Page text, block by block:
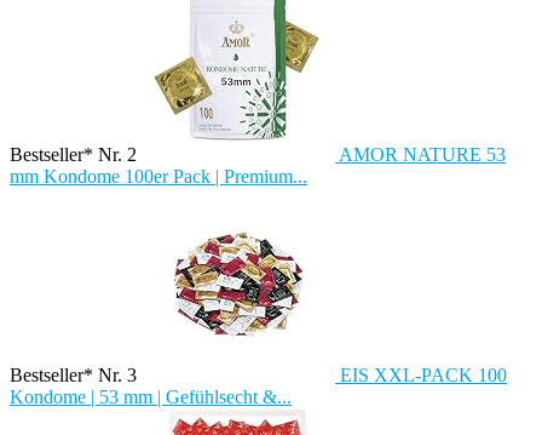
Bestseller* Nr. 2
AMOR NATURE 53
mm Kondome 100er Pack | Premium...
Bestseller* Nr. 3
EIS XXL-PACK 100
Kondome | 53 mm | Gefühlsecht &...